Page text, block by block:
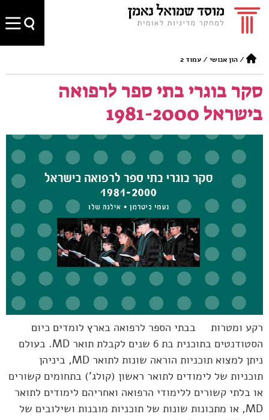
/הון אנושי /עמוד 2
סקר בוגרי בתי ספר לרפואה
בישראל 1981-2000
רקע ומטרות בבתי הספר לרפואה בארץ לומדים כיום
הסטודנטים בתוכנית בת 6 שנים לקבלת תואר MD. בעולם
ניתן למצוא תוכניות הוראה שונות לתואר MD, ביניהן
תוכניות של לימודים לתואר ראשון (קולג') בתחומים קשורים
או בלתי קשורים ללימודי הרפואה ואחריהם לימודים לתואר
MD, או מתכונות שונות של תוכניות מובנות ושילובים של